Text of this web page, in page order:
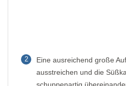
2
Eine ausreichend große
ausstreichen und die
schuppenartig